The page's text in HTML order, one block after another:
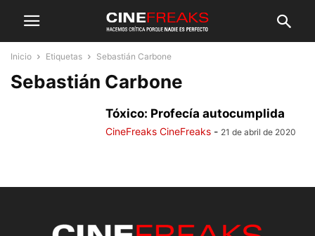
Inicio Etiquetas Sebastián Carbone
Sebastián Carbone
Tóxico: Profecía autocumplida
CineFreaks CineFreaks - 21 de abril de 2020